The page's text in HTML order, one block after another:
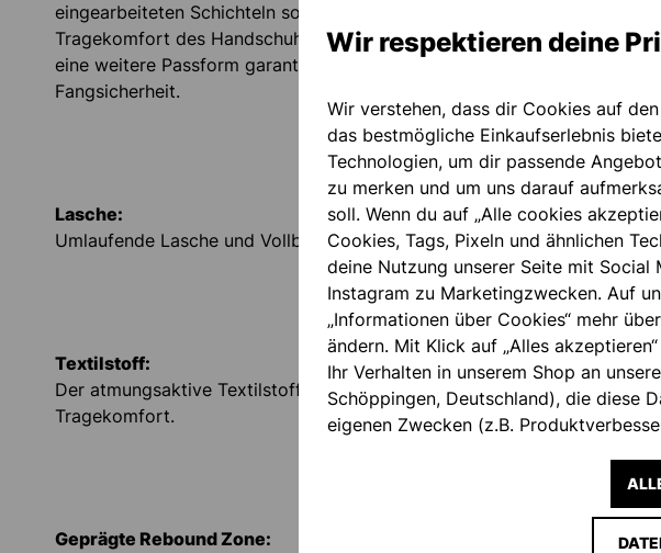
eingearbeiteten Schichteln sorgen für einen angenehmen
Tragekomfort des Handschuhs, während die Außennahtkonstruktion
eine weitere Passform garantiert. Das Resultat: noch mehr
Fangsicherheit.
Lasche:
Umlaufende Lasche und Vollbandage für gute Handgelenkfixierung
Textilstoff:
Der atmungsaktive Textilstoff sorgt für einen angenehmen
Tragekomfort.
Geprägte Rebound Zone:
Wir respektieren deine
Wir verstehen, dass dir Cookies auf
das bestmögliche Einkaufserlebnis
Technologien, um dir passende
zu merken und um uns darauf
soll. Wenn du auf „Alle cookies
Cookies, Tags, Pixeln und ähnlichen
deine Nutzung unserer Seite mit
Instagram zu Marketingzwecken. Auf
„Informationen über Cookies“ mehr
ändern. Mit Klick auf „Alles
Ihr Verhalten in unserem Shop an
Schöppingen, Deutschland), die diese
eigenen Zwecken (z.B.